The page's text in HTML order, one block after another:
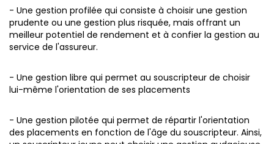
- Une gestion profilée qui consiste à choisir une gestion
prudente ou une gestion plus risquée, mais offrant un
meilleur potentiel de rendement et à confier la gestion au
service de l'assureur.
- Une gestion libre qui permet au souscripteur de choisir
lui-même l'orientation de ses placements
- Une gestion pilotée qui permet de répartir l'orientation
des placements en fonction de l'âge du souscripteur. Ainsi,